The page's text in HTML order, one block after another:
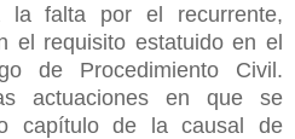
la falta por el recurrente,
el requisito estatuido en el
de Procedimiento Civil.
actuaciones en que se
capítulo de la causal de